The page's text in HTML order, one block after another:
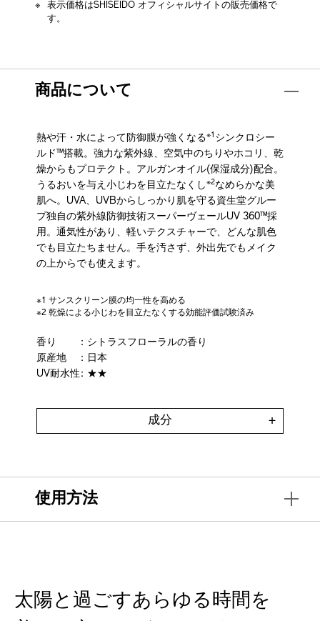
表示価格はSHISEIDO オフィシャルサイトの販売価格で
す。
商品について
熱や汗・水によって防御膜が強くなる※1 シンクロシー
ルド™搭載。強力な紫外線、空気中のちりやホコリ、乾
燥からもプロテクト。アルガンオイル(保湿成分)配合。
うるおいを与え小じわを目立たなくし※2なめらかな美
肌へ。UVA、UVBからしっかり肌を守る資生堂グルー
プ独自の紫外線防御技術スーパーヴェールUV 360™採
用。通気性があり、軽いテクスチャーで、どんな肌色
でも目立たちません。手を汚さず、外出先でもメイク
の上からでも使えます。
※1 サンスクリーン膜の均一性を高める
※2 乾燥による小じわを目立たなくする効能評価試験済み
香り
：シトラスフローラルの香り
原産地
：日本
UV耐水性：★★
成分
使用方法
太陽と過ごすあらゆる時間を